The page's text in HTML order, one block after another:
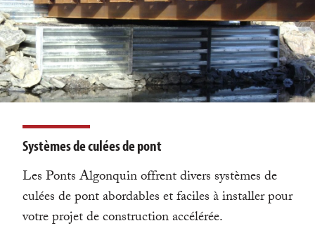
Systèmes de culées de pont
Les Ponts Algonquin offrent divers systèmes de
culées de pont abordables et faciles à installer pour
votre projet de construction accélérée.